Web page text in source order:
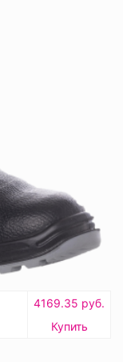
4169.35 руб.
Купить